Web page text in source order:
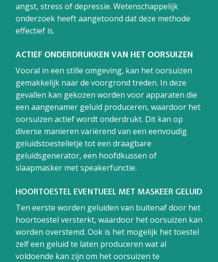
angst, stress of depressie. Wetenschappelijk
onderzoek heeft aangetoond dat deze methode
effectief is.
ACTIEF ONDERDRUKKEN VAN HET OORSUIZEN
Vooral in een stille omgeving, kan het oorsuizen
gemakkelijk naar de voorgrond treden. In deze
gevallen kan gekozen worden voor apparaten die
een aangenamer geluid produceren, waardoor het
oorsuizen actief wordt onderdrukt. Dit kan op
diverse manieren variërend van een eenvoudig
geluidstoestelletje tot een draagbare
geluidsgenerator, een hoofdkussen of
slaapmasker met speakerfunctie.
HOORTOESTEL EVENTUEEL MET MASKEER GELUID
Ten eerste worden geluiden van buitenaf door het
hoortoestel versterkt, waardoor het oorsuizen kan
worden overstemd. Ook is het mogelijk het toestel
zelf een geluid te laten produceren wat al
voldoende kan zijn om het oorsuizen te